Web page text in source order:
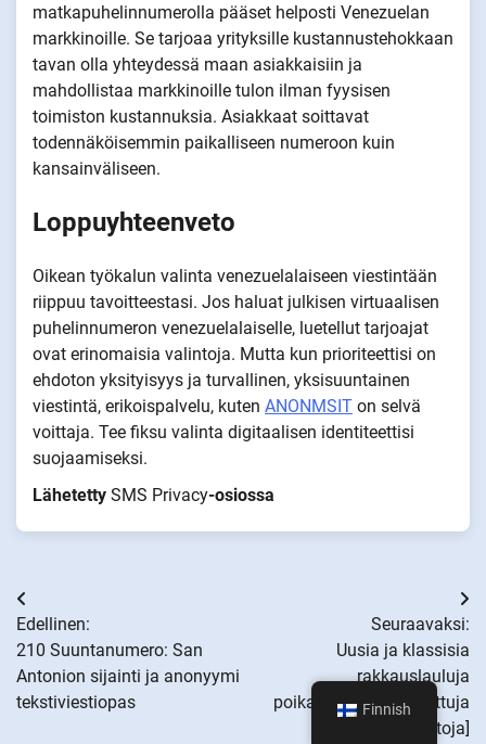
matkapuhelinnumerolla pääset helposti Venezuelan
markkinoille. Se tarjoaa yrityksille kustannustehokkaan
tavan olla yhteydessä maan asiakkaisiin ja
mahdollistaa markkinoille tulon ilman fyysisen
toimiston kustannuksia. Asiakkaat soittavat
todennäköisemmin paikalliseen numeroon kuin
kansainväliseen.
Loppuyhteenveto
Oikean työkalun valinta venezuelalaiseen viestintään
riippuu tavoitteestasi. Jos haluat julkisen virtuaalisen
puhelinnumeron venezuelalaiselle, luetellut tarjoajat
ovat erinomaisia valintoja. Mutta kun prioriteettisi on
ehdoton yksityisyys ja turvallinen, yksisuuntainen
viestintä, erikoispalvelu, kuten ANONMSIT on selvä
voittaja. Tee fiksu valinta digitaalisen identiteettisi
suojaamiseksi.
Lähetetty SMS Privacy-osiossa
Artikkelien
selaus
Edellinen:
210 Suuntanumero: San
Antonion sijainti ja anonyymi
tekstiviestiopas
Seuraavaksi:
Uusia ja klassisia
rakkauslauluja
poikaystävällesi [Valittuja
poimintoja]
Finnish